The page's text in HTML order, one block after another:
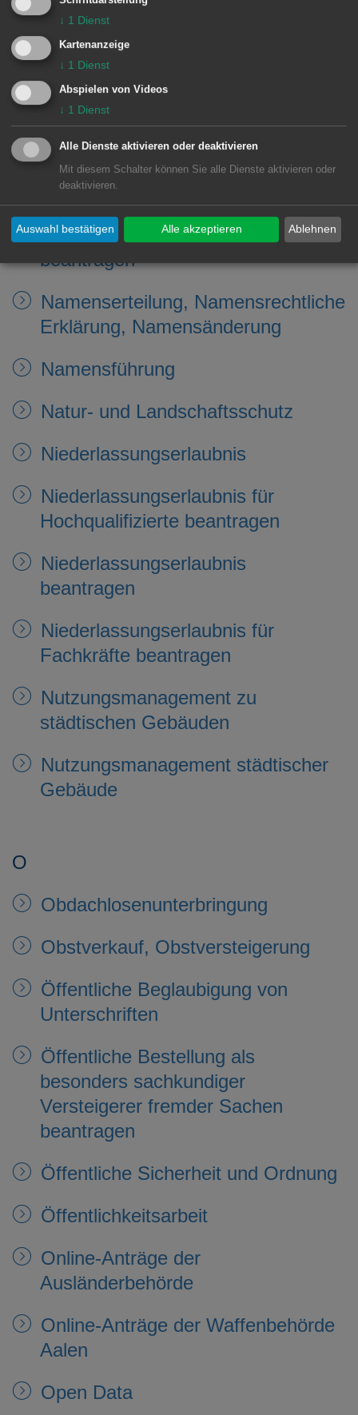
Nachzug aus familiären Gründen
(weitere Familienangehörige) -
Aufenthaltserlaubnis beantragen
Nachzug aus familiären Gründen
(zu Deutschen) -
Aufenthaltserlaubnis beantragen
Namensänderung nach dem
Namensänderungsgesetz
beantragen
Namenserteilung, Namensrechtliche
Erklärung, Namensänderung
Namensführung
Natur- und Landschaftsschutz
Niederlassungserlaubnis
Niederlassungserlaubnis für
Hochqualifizierte beantragen
Niederlassungserlaubnis
beantragen
Niederlassungserlaubnis für
Fachkräfte beantragen
Nutzungsmanagement zu
städtischen Gebäuden
Nutzungsmanagement städtischer
Gebäude
O
Obdachlosenunterbringung
Obstverkauf, Obstversteigerung
Öffentliche Beglaubigung von
Unterschriften
Öffentliche Bestellung als
besonders sachkundiger
Versteigerer fremder Sachen
beantragen
Öffentliche Sicherheit und Ordnung
Öffentlichkeitsarbeit
Online-Anträge der
Ausländerbehörde
Online-Anträge der Waffenbehörde
Aalen
Open Data
↓ 1 Dienst
Kartenanzeige
↓ 1 Dienst
Abspielen von Videos
↓ 1 Dienst
Alle Dienste aktivieren oder deaktivieren
Mit diesem Schalter können Sie alle Dienste aktivieren oder
deaktivieren.
Ablehnen
Auswahl bestätigen Alle akzeptieren